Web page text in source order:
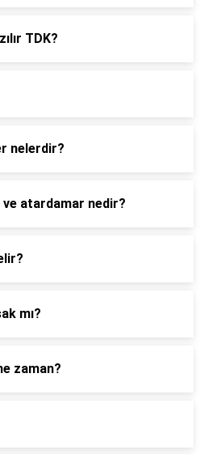
TDK?
nelerdir?
atardamar nedir?
mı?
zaman?